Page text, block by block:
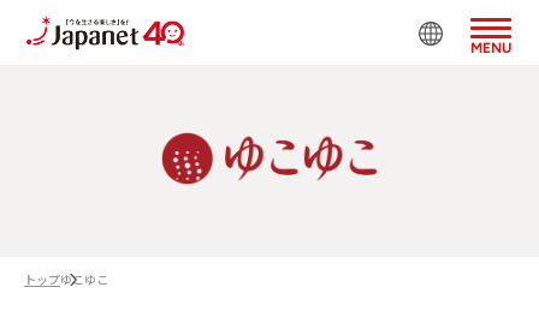
MENU
トップゆこゆこ